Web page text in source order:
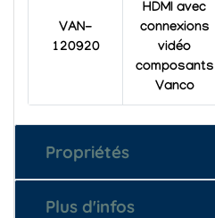
VAN-
120920
HDMI avec
connexions
vidéo
composants
Vanco
Propriétés
Plus d'infos